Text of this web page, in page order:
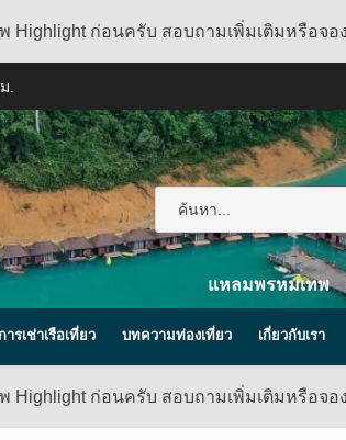
ก่อนครับ สอบถามเพิ่มเติมหรือจอ
.
แหลมพรหมเทพ
ารเช่าเรือเที่ยว บทความท่องเที่ยว เกี่ยวกับเรา
ก่อนครับ สอบถามเพิ่มเติมหรือจอ